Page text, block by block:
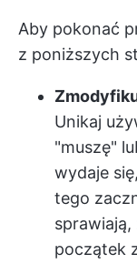
Aby pokonać
z poniższych
Unikaj
"muszę"
wydaje
tego
sprawiają,
początek